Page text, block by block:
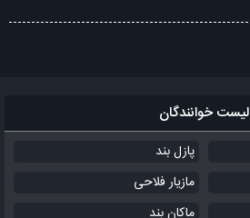
لیست خوانندگان
پازل بند
مازیار فلاحی
ماکان بند